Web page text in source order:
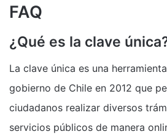
FAQ
¿Qué es la clave
La clave única es una
gobierno de Chile en 2012 que
ciudadanos realizar diversos
servicios públicos de manera